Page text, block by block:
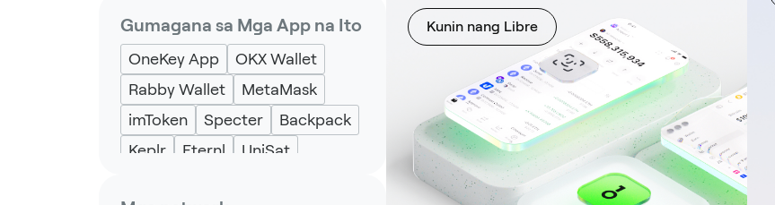
Gumagana sa Mga App na Ito
OneKey App
OKX Wallet
Rabby Wallet
MetaMask
imToken
Specter
Backpack
Keplr
Eternl UniSat
Kunin nang Libre